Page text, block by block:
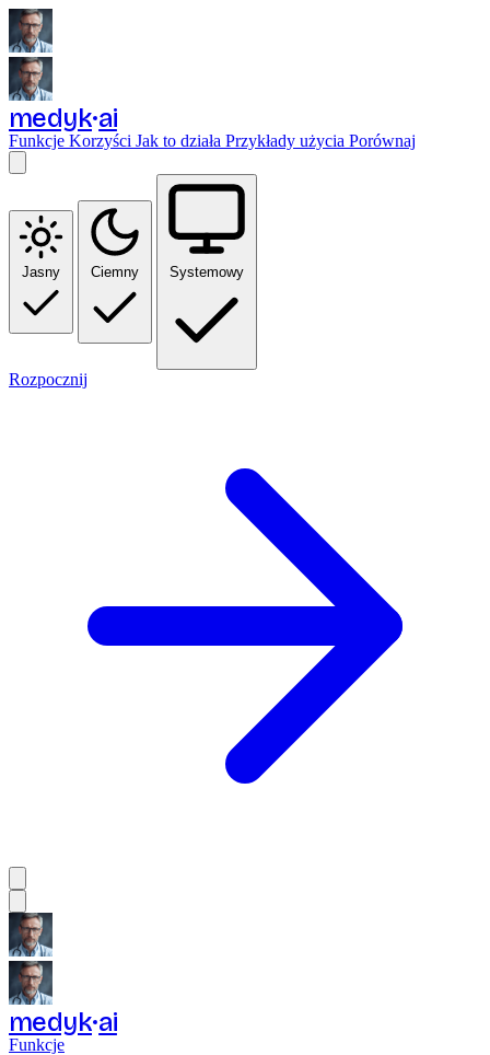
medyk ai
Funkcje Korzyści Jak to działa Przykłady użycia Porównaj
Jasny Ciemny Systemowy
Rozpocznij
medyk ai
Funkcje